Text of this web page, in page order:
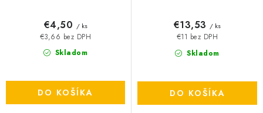
Skladom
€3,66 bez DPH
€4,50 / ks
DO KOŠÍKA
Skladom
€11 bez DPH
€13,53 / ks
DO KOŠÍKA